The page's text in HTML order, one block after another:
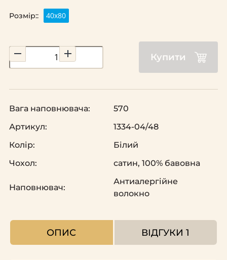
Розмір:: 40х80
Купити
Вага наповнювача:
570
Артикул:
1334-04/48
Колір:
Білий
Чохол:
сатин, 100% бавовна
Наповнювач:
Антиалергійне
волокно
ОПИС ВІДГУКИ1